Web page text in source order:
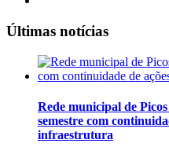
Últimas notícias
Rede municipal de
semestre com
infraestrutura